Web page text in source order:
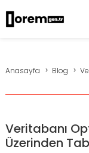
Anasayfa Blog
Veritabanı
Üzerinden